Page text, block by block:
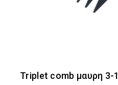
Triplet comb μαυρη 3-1